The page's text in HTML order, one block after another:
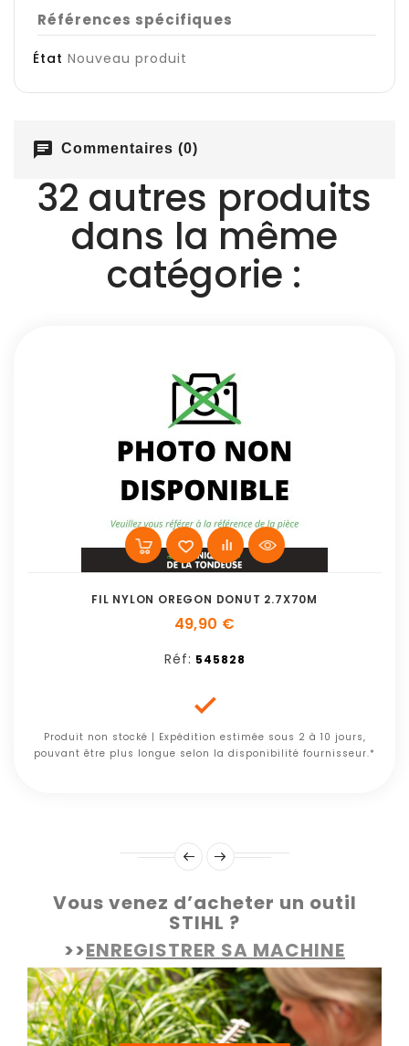
Références spécifiques
État Nouveau produit
chat Commentaires (0)
32 autres produits
dans la même
catégorie :
FIL NYLON OREGON DONUT 2.7X70M
49,90 €
Réf: 545828

Produit non stocké | Expédition estimée sous 2 à 10 jours,
pouvant être plus longue selon la disponibilité fournisseur.*
Vous venez d’acheter un outil
STIHL ?
>>ENREGISTRER SA MACHINE